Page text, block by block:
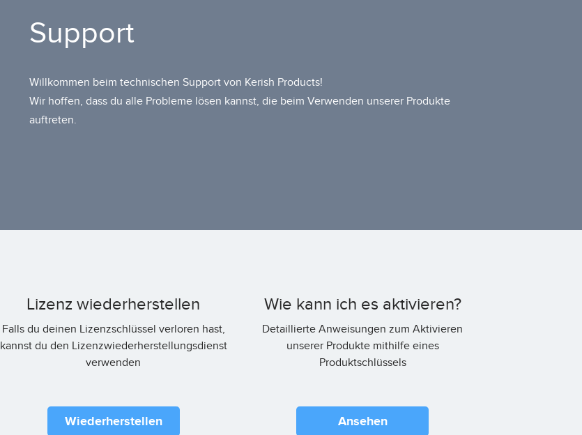
Support
Willkommen beim technischen Support von Kerish Products!
Wir hoffen, dass du alle Probleme lösen kannst, die beim Verwenden unserer Produkte
auftreten.
Lizenz wiederherstellen
Falls du deinen Lizenzschlüssel verloren hast,
kannst du den Lizenzwiederherstellungsdienst
verwenden
Wiederherstellen
Wie kann ich es aktivieren?
Detaillierte Anweisungen zum Aktivieren
unserer Produkte mithilfe eines
Produktschlüssels
Ansehen